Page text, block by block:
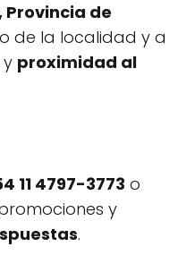
Provincia de
de la localidad y a
proximidad al
11 4797-3773 o
y
.